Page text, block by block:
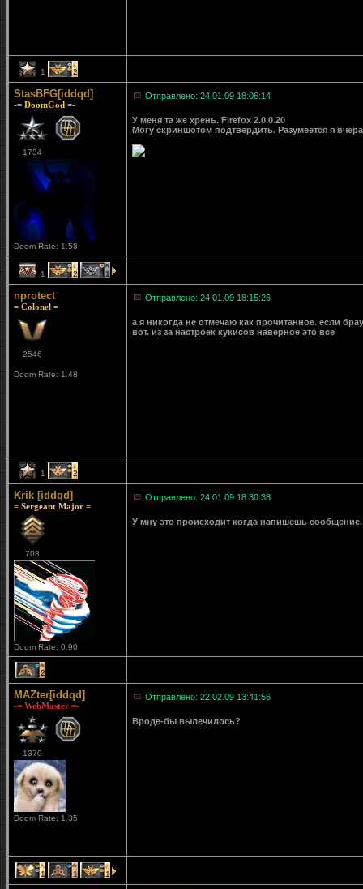
1 2
StasBFG[iddqd]
-= DoomGod =-
1734
Doom Rate: 1.58
Отправлено: 24.01.09 18:06:14
У меня та же хрень. Firefox 2.0.0.20
Могу скриншотом подтвердить. Разумеется я
1 2 1
nprotect
= Colonel =
2546
Doom Rate: 1.48
Отправлено: 24.01.09 18:15:26
а я никогда не отмечаю как прочитанное. если
вот. из за настроек кукисов наверное это всё
1 2
Krik [iddqd]
= Sergeant Major =
708
Doom Rate: 0.90
Отправлено: 24.01.09 18:30:38
У мну это происходит когда напишешь
2
MAZter[iddqd]
-= WebMaster =-
1370
Doom Rate: 1.35
Отправлено: 22.02.09 13:41:56
Вроде-бы вылечилось?
1 1 1